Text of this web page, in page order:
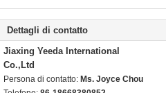
Dettagli di contatto
Jiaxing Yeeda International
Co.,Ltd
Persona di contatto: Ms. Joyce Chou